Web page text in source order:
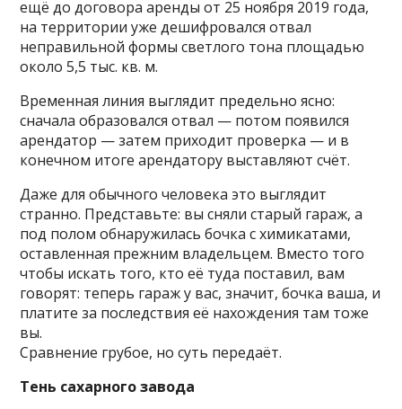
ещё до договора аренды от 25 ноября 2019 года,
на территории уже дешифровался отвал
неправильной формы светлого тона площадью
около 5,5 тыс. кв. м.
Временная линия выглядит предельно ясно:
сначала образовался отвал — потом появился
арендатор — затем приходит проверка — и в
конечном итоге арендатору выставляют счёт.
Даже для обычного человека это выглядит
странно. Представьте: вы сняли старый гараж, а
под полом обнаружилась бочка с химикатами,
оставленная прежним владельцем. Вместо того
чтобы искать того, кто её туда поставил, вам
говорят: теперь гараж у вас, значит, бочка ваша, и
платите за последствия её нахождения там тоже
вы.
Сравнение грубое, но суть передаёт.
Тень сахарного завода